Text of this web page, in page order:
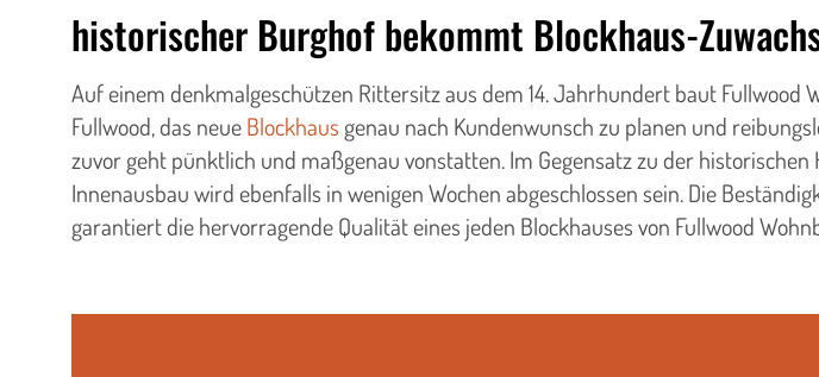
historischer Burghof bekommt Blockhaus-
Auf einem denkmalgeschützen Rittersitz aus dem 14. Jahrhundert baut Fullwood
Fullwood, das neueBlockhaus genau nach Kundenwunsch zu planen und
zuvor geht pünktlich und maßgenau vonstatten. Im Gegensatz zu der
Innenausbau wird ebenfalls in wenigen Wochen abgeschlossen sein. Die
garantiert die hervorragende Qualität eines jeden Blockhauses von Fullwood